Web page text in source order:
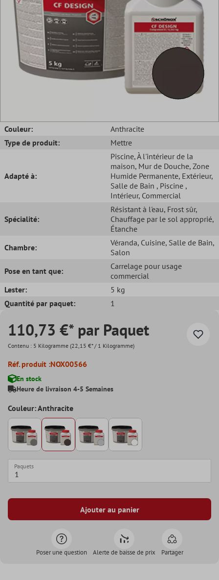
Couleur:
Anthracite
Type de produit:
Mettre
Adapté à:
Piscine, À l'intérieur de la
maison, Mur de Douche, Zone
Humide Permanente, Extérieur,
Salle de Bain , Piscine ,
Intérieur, Commercial
Spécialité:
Résistant à l'eau, Frost sûr,
Chauffage par le sol approprié,
Étanche
Chambre:
Véranda, Cuisine, Salle de Bain,
Salon
Pose en tant que:
Carrelage pour usage
commercial
Lester:
5 kg
Quantité par paquet:
1
110,73 €* par Paquet
Contenu : 5 Kilogramme (22,15 €* / 1 Kilogramme)
Réf. produit :NOX00566
En stock
Heure de livraison 4-5 Semaines
Couleur: Anthracite
Paquets
Ajouter au panier
Poser une question Alerte de baisse de prix Partager